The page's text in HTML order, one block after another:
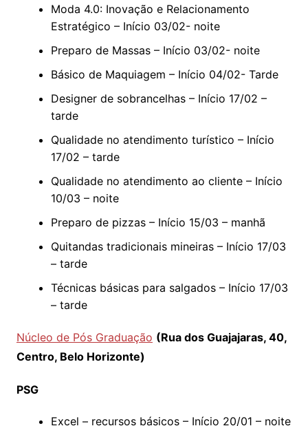
Moda 4.0: Inovação e Relacionamento
Estratégico – Início 03/02- noite
Preparo de Massas – Início 03/02- noite
Básico de Maquiagem – Início 04/02- Tarde
Designer de sobrancelhas – Início 17/02 –
tarde
Qualidade no atendimento turístico – Início
17/02 – tarde
Qualidade no atendimento ao cliente – Início
10/03 – noite
Preparo de pizzas – Início 15/03 – manhã
Quitandas tradicionais mineiras – Início 17/03
– tarde
Técnicas básicas para salgados – Início 17/03
– tarde
Núcleo de Pós Graduação (Rua dos Guajajaras, 40,
Centro, Belo Horizonte)
PSG
Excel – recursos básicos – Início 20/01 – noite